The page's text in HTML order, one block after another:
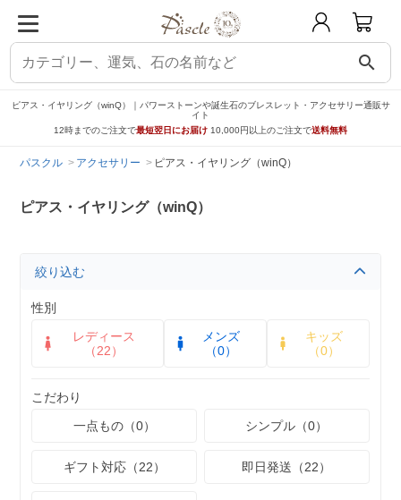
search
ピアス・イヤリング（winQ）｜パワーストーンや誕生石のブレスレット・アクセサリー通販サ
イト
12時までのご注文で最短翌日にお届け 10,000円以上のご注文で送料無料
パスクル アクセサリー ピアス・イヤリング（winQ）
ピアス・イヤリング（winQ）
絞り込む
性別
レディース
（22）
メンズ
（0）
キッズ
（0）
こだわり
一点もの（0）
シンプル（0）
ギフト対応（22） 即日発送（22）